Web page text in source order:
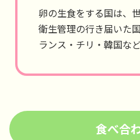
卵の生食をする国は、
衛生管理の行き届いた
ランス・チリ・韓国など
食べ合